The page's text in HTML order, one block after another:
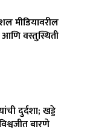
मीडियावरील
आणि वस्तुस्थिती
दुर्दशा; खड्डे
बारणे